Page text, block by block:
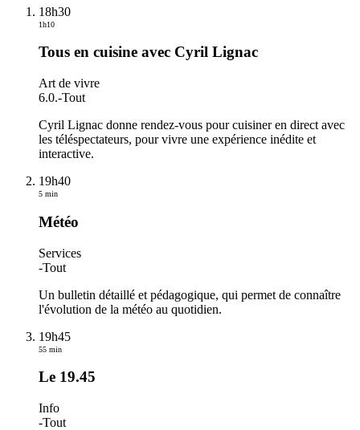
18h30
1h10
Tous en cuisine avec Cyril Lignac
Art de vivre
6.0.-Tout
Cyril Lignac donne rendez-vous pour cuisiner en direct avec
les téléspectateurs, pour vivre une expérience inédite et
interactive.
19h40
5 min
Météo
Services
-Tout
Un bulletin détaillé et pédagogique, qui permet de connaître
l'évolution de la météo au quotidien.
19h45
55 min
Le 19.45
Info
-Tout